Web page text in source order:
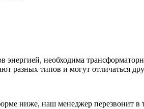
необходима
разных типов и могут отличаться
ниже, наш менеджер перезвонит